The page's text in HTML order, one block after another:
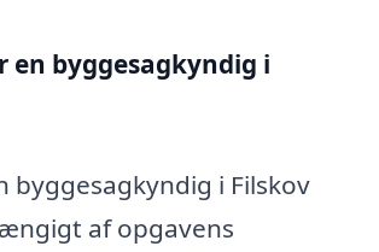
en byggesagkyndig i
byggesagkyndig i Filskov
af opgavens